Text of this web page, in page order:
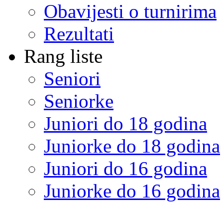
Obavijesti o turnirima
Rezultati
Rang liste
Seniori
Seniorke
Juniori do 18 godina
Juniorke do 18 godina
Juniori do 16 godina
Juniorke do 16 godina